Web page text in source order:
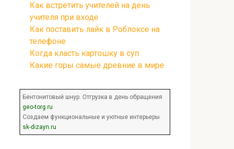
Как встретить учителей на день
учителя при входе
Как поставить лайк в Роблоксе на
телефоне
Когда класть картошку в суп
Какие горы самые древние в мире
Бентонитовый шнур. Отгрузка в день обращения
geo-torg.ru
Создаем функциональные и уютные интерьеры
sk-dizayn.ru